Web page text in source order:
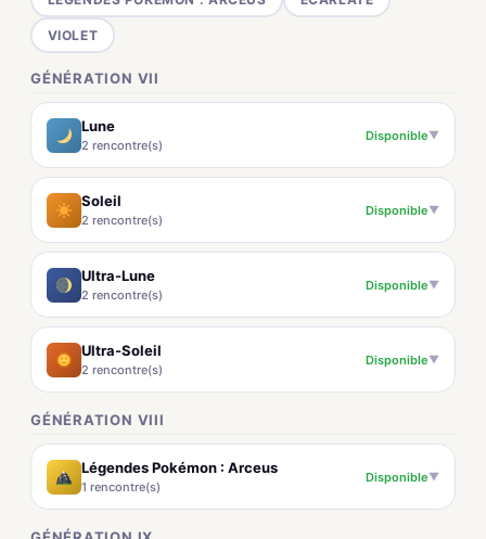
VIOLET
GÉNÉRATION VII
Lune
2 rencontre(s)
Disponible▼
Soleil
2 rencontre(s)
Disponible▼
Ultra-Lune
2 rencontre(s)
Disponible▼
Ultra-Soleil
2 rencontre(s)
Disponible▼
GÉNÉRATION VIII
Légendes Pokémon : Arceus
1 rencontre(s)
Disponible▼